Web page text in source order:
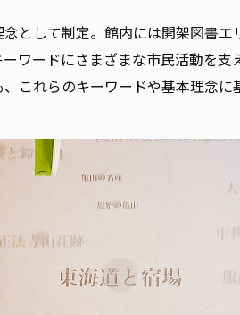
として制定。館内には開架図書
ードにさまざまな市民活動を支
これらのキーワードや基本理念に